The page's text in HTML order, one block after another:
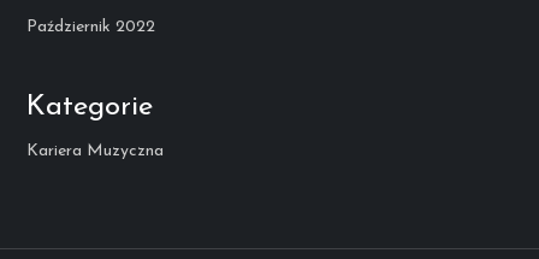
Październik 2022
Kategorie
Kariera Muzyczna